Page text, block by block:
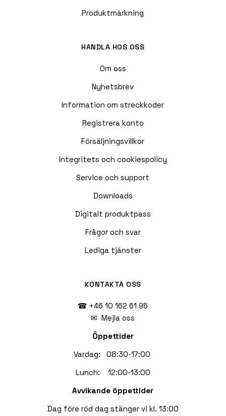
Produktmärkning
HANDLA HOS OSS
Om oss
Nyhetsbrev
Information om streckkoder
Registrera konto
Försäljningsvillkor
Integritets och cookiespolicy
Service och support
Downloads
Digitalt produktpass
Frågor och svar
Lediga tjänster
KONTAKTA OSS
☎ +46 10 162 61 95
✉Mejla oss
Öppettider
Vardag: 08:30-17:00
Lunch: 12:00-13:00
Avvikande öppettider
Dag före röd dag stänger vi kl. 13:00